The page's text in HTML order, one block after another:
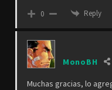
0 Reply
MonoBH
Muchas gracias, lo